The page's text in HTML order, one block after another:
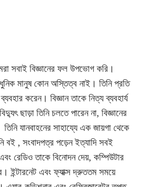
সবাই বিজ্ঞানের ফল উপভোগ করি।
মানুষ কোন অস্তিত্ব নাই। তিনি প্রতি
করেন। বিজ্ঞান তাকে নিত্য ব্যবহার্য
ছাড়া তিনি চলতে পারেন না, বিজ্ঞানের
যানবাহনের সাহায্যে এক জায়গা থেকে
বই , সংবাদপত্র পড়েন ইত্যাদি সবই
রেডিও তাকে বিনোদন দেয়, কম্পিউটার
ইন্টারনেট এবং ফ্যাক্স দ্রুততম সময়ে